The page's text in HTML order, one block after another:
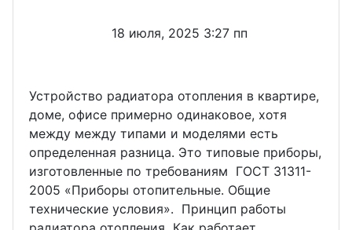
18 июля, 2025 3:27 пп
Устройство радиатора отопления в квартире,
доме, офисе примерно одинаковое, хотя
между между типами и моделями есть
определенная разница. Это типовые приборы,
изготовленные по требованиям ГОСТ 31311-
2005 «Приборы отопительные. Общие
технические условия». Принцип работы